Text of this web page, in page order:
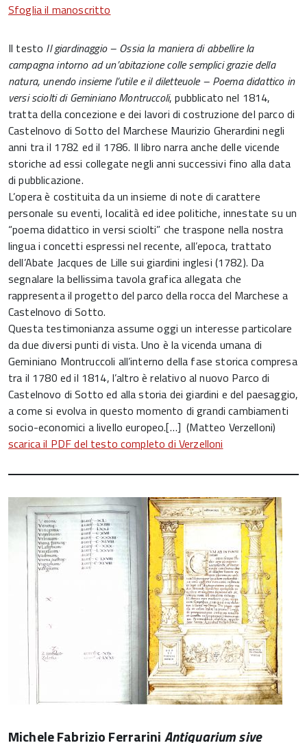
Sfoglia il manoscritto
Il testo Il giardinaggio – Ossia la maniera di abbellire la
campagna intorno ad un’abitazione colle semplici grazie della
natura, unendo insieme l’utile e il diletteuole – Poema didattico in
versi sciolti di Geminiano Montruccoli, pubblicato nel 1814,
tratta della concezione e dei lavori di costruzione del parco di
Castelnovo di Sotto del Marchese Maurizio Gherardini negli
anni tra il 1782 ed il 1786. Il libro narra anche delle vicende
storiche ad essi collegate negli anni successivi fino alla data
di pubblicazione.
L’opera è costituita da un insieme di note di carattere
personale su eventi, località ed idee politiche, innestate su un
“poema didattico in versi sciolti” che traspone nella nostra
lingua i concetti espressi nel recente, all’epoca, trattato
dell’Abate Jacques de Lille sui giardini inglesi (1782). Da
segnalare la bellissima tavola grafica allegata che
rappresenta il progetto del parco della rocca del Marchese a
Castelnovo di Sotto.
Questa testimonianza assume oggi un interesse particolare
da due diversi punti di vista. Uno è la vicenda umana di
Geminiano Montruccoli all’interno della fase storica compresa
tra il 1780 ed il 1814, l’altro è relativo al nuovo Parco di
Castelnovo di Sotto ed alla storia dei giardini e del paesaggio,
a come si evolva in questo momento di grandi cambiamenti
socio-economici a livello europeo.[…] (Matteo Verzelloni)
scarica il PDF del testo completo di Verzelloni
Michele Fabrizio FerrariniAntiquarium sive